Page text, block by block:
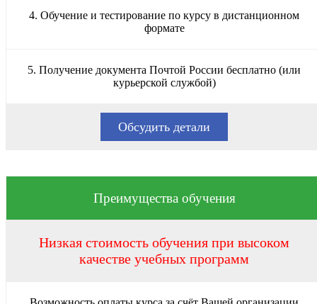
4. Обучение и тестирование по курсу в дистанционном
формате
5. Получение документа Почтой России бесплатно (или
курьерской службой)
Обсудить детали
Преимущества обучения
Низкая стоимость обучения при высоком
качестве учебных программ